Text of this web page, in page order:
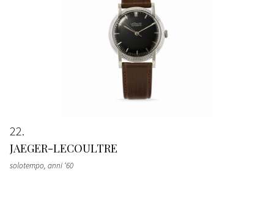
22
JAEGER-LECOULTRE
solotempo, anni ‘60